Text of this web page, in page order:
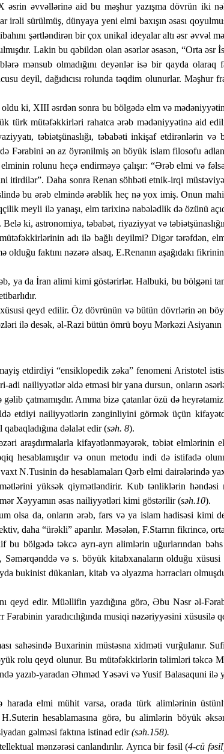
əsrin əvvəllərinə aid bu məşhur yazışma dövrün iki
irəli sürülmüş, dünyaya yeni elmi baxışın əsası
şərtləndirən bir çox unikal ideyalar altı əsr əvvəl
Lakin bu qəbildən olan əsərlər əsasən, “Orta
mənsub olmadığını deyənlər isə bir qayda
deyil, dağıdıcısı rolunda təqdim olunurlar. Məşhur
ki, XIII əsrdən sonra bu bölgədə elm və mədəniyyətin
mütəfəkkirləri rahatca ərəb mədəniyyətinə aid
təbiət­şünaslığı, təbabəti inkişaf etdirənlərin
Fərabini ən az öy­rənilmiş ən böyük islam filosofu
rolunu he­çə endirməyə çalışır: “Ərəb elmi və
itir­di­lər”. Daha sonra Renan söhbəti etnik-irqi
bu ərəb elmində ərəblik heç nə yox imiş. Onun
mey­li ilə yanaşı, elm tarixinə nabə­ləd­lik də özünü
ki, astronomiya, təbabət, riyaziyyat və
adı ilə bağlı deyilmi? Digər tərəfdən, e
faktını nəzərə alsaq, E.Renanın aşağıdakı
ya da İran alimi kimi göstərirlər. Halbuki, bu bölgəni
qeyd edilir. Öz dövrünün və bütün dövrlərin ən
ilə desək, əl-Razi bütün ömrü boyu Mərkəzi
etdirdiyi “ensiklopedik zəka” fenomeni Aristotel
nailiyyətlər əldə etməsi bir yana dursun, onların
çatmamışdır. Amma bizə çatanlar özü də
etdiyi nailiyyətlərin zənginliyini görmək üçün
dəlalət edir (səh. 8).
kifayətlənməyərək, təbiət elmlərinin
hesablamışdır və onun metodu indi də istifadə
N.Tusinin də hesablamaları Qərb elmi dairə­lə­rində
yüksək qiymətləndirir. Kub tənliklərin həndəsi
Xəyyamın əsas nailiyyətləri kimi göstərilir (səh.10).
olsa da, onların ərəb, fars və ya islam hadisəsi kimi
daha “ürəkli” aparılır. Məsələn, F.Starrın fikrincə,
bu bölgədə təkcə ayrı-ayrı alimlərin uğur­la­rından
və s. böyük kitabxanaların olduğu xüsusi
bukinist dükanları, kitab və əlyazma hərracları
qeyd edir. Müəllifin yazdığına görə, Əbu Nəsr əl-
Fərabinin yaradıcılığında musiqi nəzəriyyəsini xüsusilə
sahəsində Buxarinin müstəsna xidməti vurğulanır.
rolu qeyd olunur. Bu mütəfəkkirlərin təlimləri təkcə
yazıb-yaradan Əhməd Yəsəvi və Yusif Balasaquni
elmi mühit varsa, orada türk alimlərinin
hesablamasına görə, bu alimlərin böyük
gəlməsi faktına istinad edir(səh.158).
mənzərəsi canlandırılır. Ayrıca bir fəsil (4-cü fəsil